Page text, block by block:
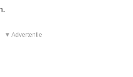
▼ Advertentie